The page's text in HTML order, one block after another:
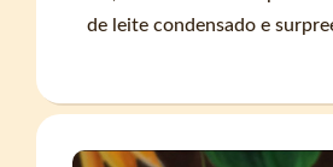
de leite condensado e